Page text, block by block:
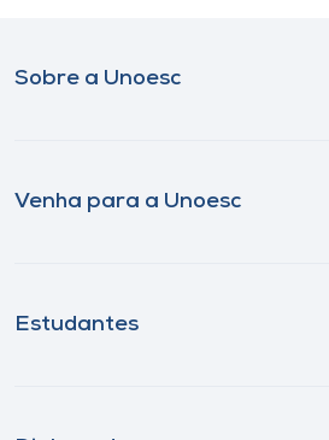
Sobre a Unoesc
Venha para a Unoesc
Estudantes